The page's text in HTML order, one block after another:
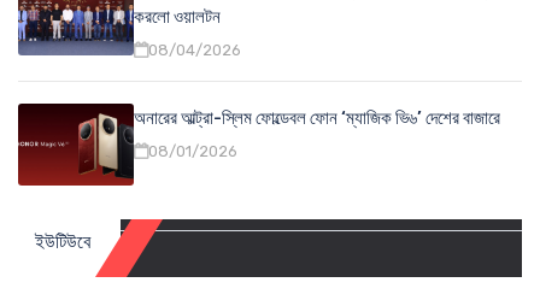
করলো ওয়ালটন
08/04/2026
অনারের আল্ট্রা-স্লিম ফোল্ডেবল ফোন ‘ম্যাজিক ভি৬’ দেশের বাজারে
08/01/2026
ইউটিউবে